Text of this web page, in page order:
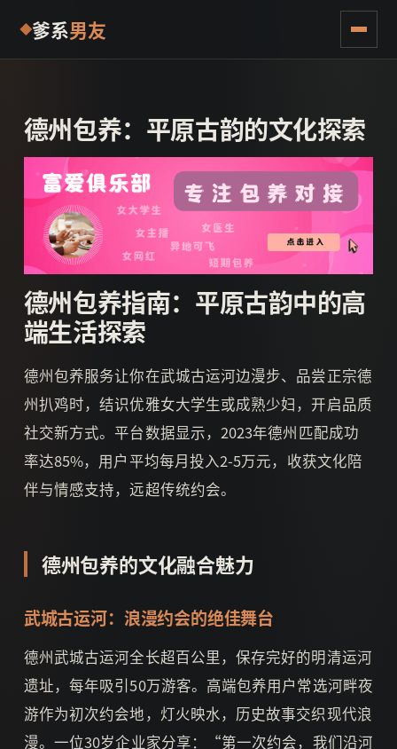
爹系男友
德州包养：平原古韵的文化探索
德州包养指南：平原古韵中的高
端生活探索
德州包养服务让你在武城古运河边漫步、品尝正宗德
州扒鸡时，结识优雅女大学生或成熟少妇，开启品质
社交新方式。平台数据显示，2023年德州匹配成功
率达85%，用户平均每月投入2-5万元，收获文化陪
伴与情感支持，远超传统约会。
德州包养的文化融合魅力
武城古运河：浪漫约会的绝佳舞台
德州武城古运河全长超百公里，保存完好的明清运河
遗址，每年吸引50万游客。高端包养用户常选河畔夜
游作为初次约会地，灯火映水，历史故事交织现代浪
漫。一位30岁企业家分享：“第一次约会，我们沿河